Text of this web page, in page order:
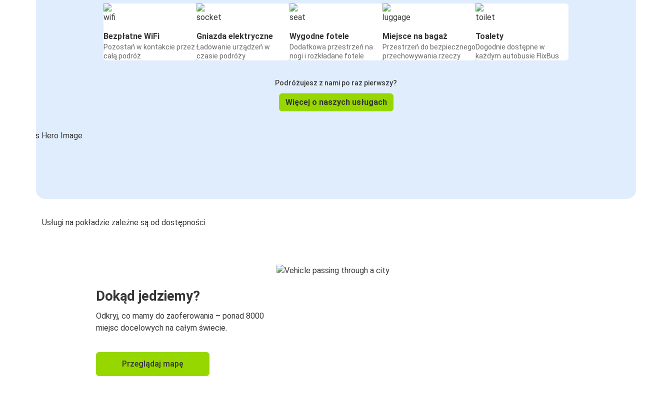
Bezpłatne WiFi
Pozostań w kontakcie przez
całą podróż
Gniazda elektryczne
Ładowanie urządzeń w
czasie podróży
Wygodne fotele
Dodatkowa przestrzeń na
nogi i rozkładane fotele
Miejsce na bagaż
Przestrzeń do bezpiecznego
przechowywania rzeczy
Toalety
Dogodnie dostępne w
każdym autobusie FlixBus
Podróżujesz z nami po raz pierwszy?
Więcej o naszych usługach
Usługi na pokładzie zależne są od dostępności
Dokąd jedziemy?
Odkryj, co mamy do zaoferowania – ponad 8000
miejsc docelowych na całym świecie.
Przeglądaj mapę